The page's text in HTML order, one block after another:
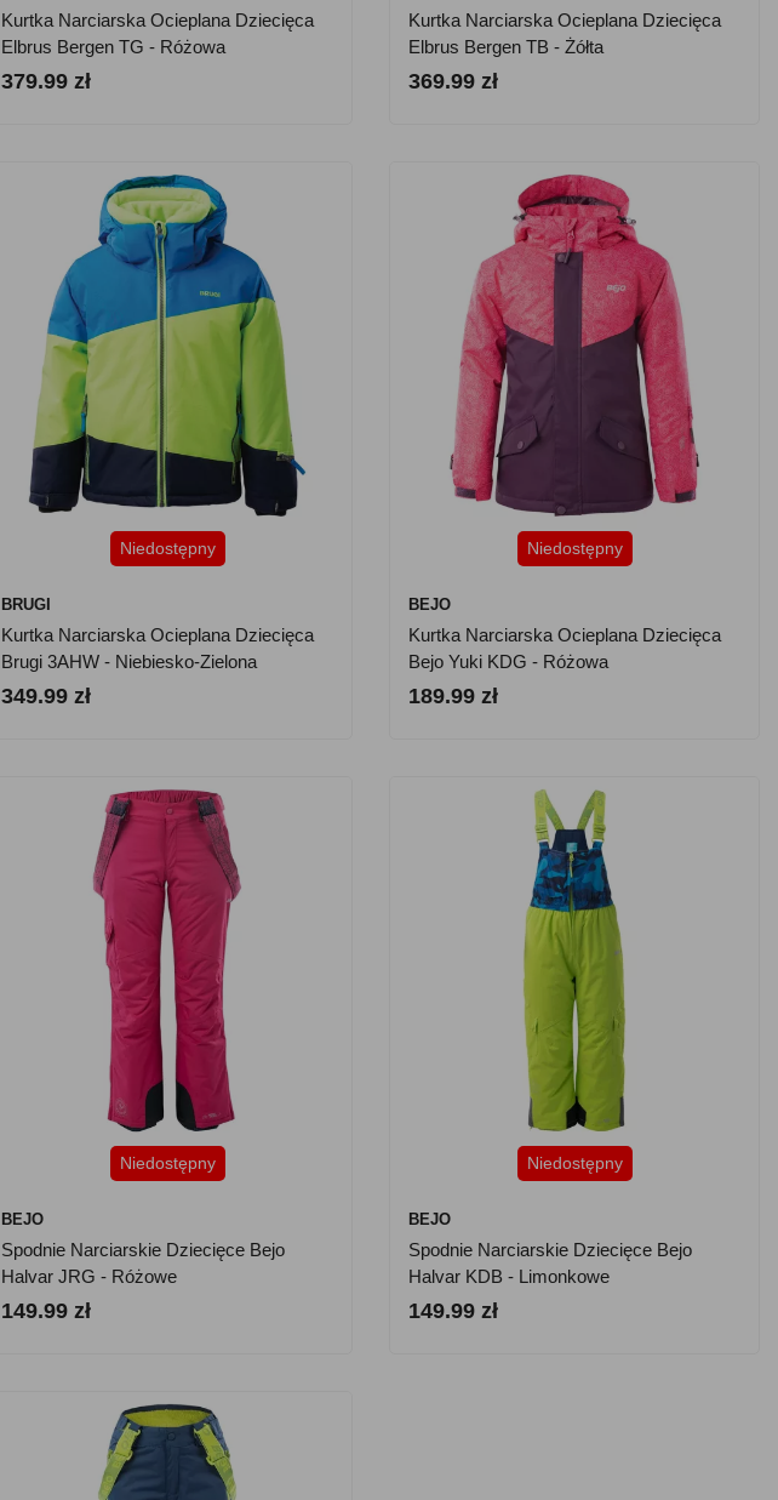
Kurtka Narciarska Ocieplana Dziecięca
Elbrus Bergen TG - Różowa
379.99 zł
Kurtka Narciarska Ocieplana Dziecięca
Elbrus Bergen TB - Żółta
369.99 zł
Niedostępny
BRUGI
Kurtka Narciarska Ocieplana Dziecięca
Brugi 3AHW - Niebiesko-Zielona
349.99 zł
Niedostępny
BEJO
Kurtka Narciarska Ocieplana Dziecięca
Bejo Yuki KDG - Różowa
189.99 zł
Niedostępny
BEJO
Spodnie Narciarskie Dziecięce Bejo
Halvar JRG - Różowe
149.99 zł
Niedostępny
BEJO
Spodnie Narciarskie Dziecięce Bejo
Halvar KDB - Limonkowe
149.99 zł